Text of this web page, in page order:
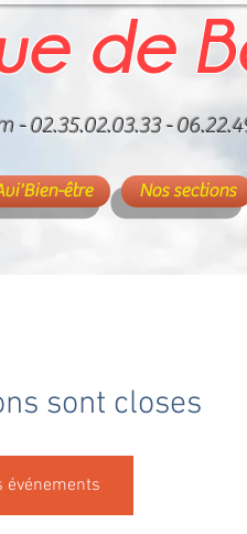
de
- 02.35.02.03.33 -
être Nos sections
sont closes
événements